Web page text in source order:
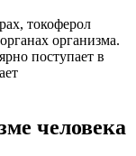
токоферол
организма.
поступает в
человека